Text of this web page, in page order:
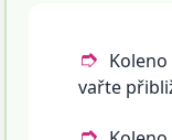
vařte